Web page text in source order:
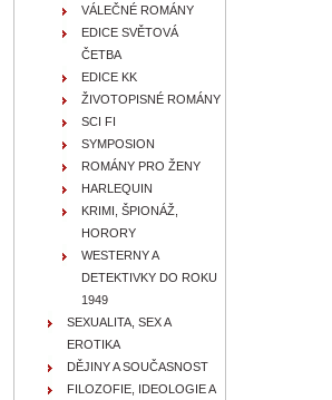
VÁLEČNÉ ROMÁNY
EDICE SVĚTOVÁ
ČETBA
EDICE KK
ŽIVOTOPISNÉ ROMÁNY
SCI FI
SYMPOSION
ROMÁNY PRO ŽENY
HARLEQUIN
KRIMI, ŠPIONÁŽ,
HORORY
WESTERNY A
DETEKTIVKY DO ROKU
1949
SEXUALITA, SEX A
EROTIKA
DĚJINY A SOUČASNOST
FILOZOFIE, IDEOLOGIE A